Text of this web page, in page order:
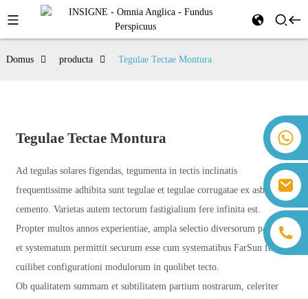
+86 18259071452 Hanna Lee
+86 18350266301 Iris Hong
+86 18806057002 Sanborn Guo
Domus producta Tegulae Tectae Montura
Tegulae Tectae Montura
Ad tegulas solares figendas, tegumenta in tectis inclinatis
frequentissime adhibita sunt tegulae et tegulae corrugatae ex asbesto-
cemento. Varietas autem tectorum fastigialium fere infinita est.
Propter multos annos experientiae, ampla selectio diversorum partium
et systematum permittit securum esse cum systematibus FarSun fere
cuilibet configurationi modulorum in quolibet tecto.
Ob qualitatem summam et subtilitatem partium nostrarum, celeriter